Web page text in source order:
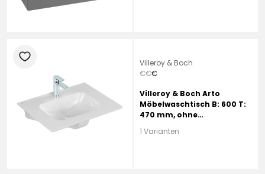
heart
Villeroy & Boch
€€€
Villeroy & Boch Arto
Möbelwaschtisch B: 600 T:
470 mm, ohne
Hahnloch, mit Überlauf
1 Varianten